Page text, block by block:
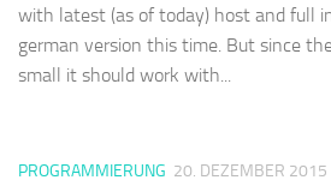
with latest (as of today) host and full
german version this time. But since
small it should work with...
PROGRAMMIERUNG 20. DEZEMBER 2015